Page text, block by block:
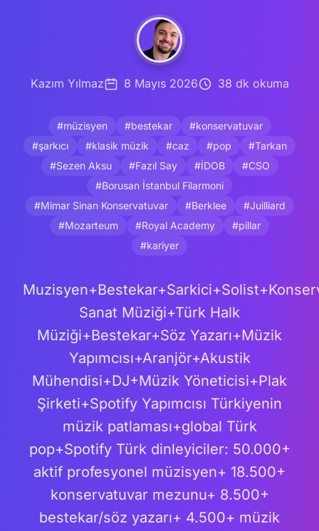
Kazım Yılmaz 8 Mayıs 2026 38 dk okuma
#müzisyen #bestekar
#konservatuvar
#şarkıcı
#klasik müzik #caz #pop
#Tarkan
#Sezen Aksu
#Fazıl Say #İDOB
#CSO
#Borusan İstanbul Filarmoni
#Mimar Sinan Konservatuvar
#Berklee
#Juilliard
#Mozarteum
#Royal Academy
#pillar
#kariyer
Sanat Müziği+Türk Halk
Müziği+Bestekar+Söz Yazarı+Müzik
Yapımcısı+Aranjör+Akustik
Mühendisi+DJ+Müzik Yöneticisi+Plak
Şirketi+Spotify Yapımcısı Türkiyenin
müzik patlaması+global Türk
pop+Spotify Türk dinleyiciler: 50.000+
aktif profesyonel müzisyen+ 18.500+
konservatuvar mezunu+ 8.500+
bestekar/söz yazarı+ 4.500+ müzik